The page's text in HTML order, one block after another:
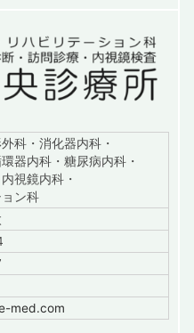
科・消化器内科・
器内科・糖尿病内科・
視鏡内科・
ン科
med.com